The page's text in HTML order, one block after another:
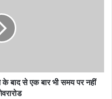
के बाद से एक बार भी समय पर नहीं